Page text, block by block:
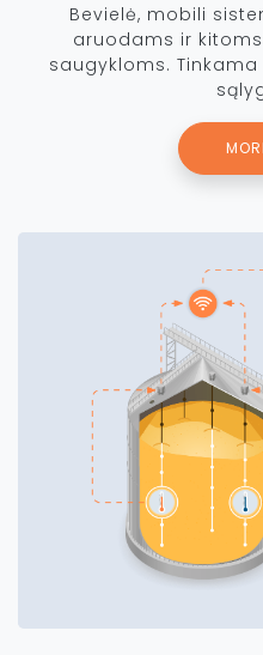
Bevielė, mobili
aruodams ir
saugykloms.